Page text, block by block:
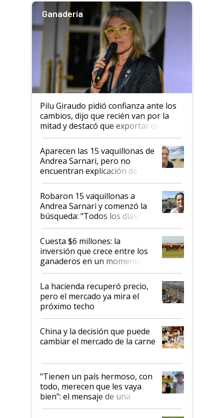
Ganadería
Pilu Giraudo pidió confianza ante los
cambios, dijo que recién van por la
mitad y destacó que exportar dejó de
ser "para unos pocos": "Tenemos un
mandato muy claro del gobierno
nacional"
Aparecen las 15 vaquillonas de
Andrea Sarnari, pero no
encuentran explicación de
cómo llegaron allí
Robaron 15 vaquillonas a
Andrea Sarnari y comenzó la
búsqueda: “Todos los días le
toca a algún productor”
Cuesta $6 millones: la
inversión que crece entre los
ganaderos en un momento
histórico para la actividad
La hacienda recuperó precio,
pero el mercado ya mira el
próximo techo
China y la decisión que puede
cambiar el mercado de la carne
"Tienen un país hermoso, con
todo, merecen que les vaya
bien": el mensaje de una
ganadera uruguaya sobre las